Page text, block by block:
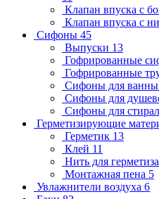
Клапан впуска с
Клапан впуска с
Сифоны 45
Выпуски 13
Гофрированные
Гофрированные
Сифоны для ванны
Сифоны для
Сифоны для
Герметизирующие
Герметик 13
Клей 11
Нить для
Монтажная пена 5
Увлажнители воздуха 6